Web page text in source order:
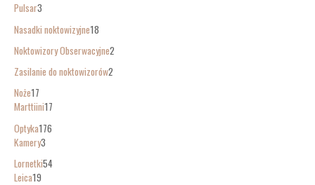
Pulsar3
Nasadki noktowizyjne18
Noktowizory Obserwacyjne2
Zasilanie do noktowizorów2
Noże17
Marttiini17
Optyka176
Kamery3
Lornetki54
Leica19